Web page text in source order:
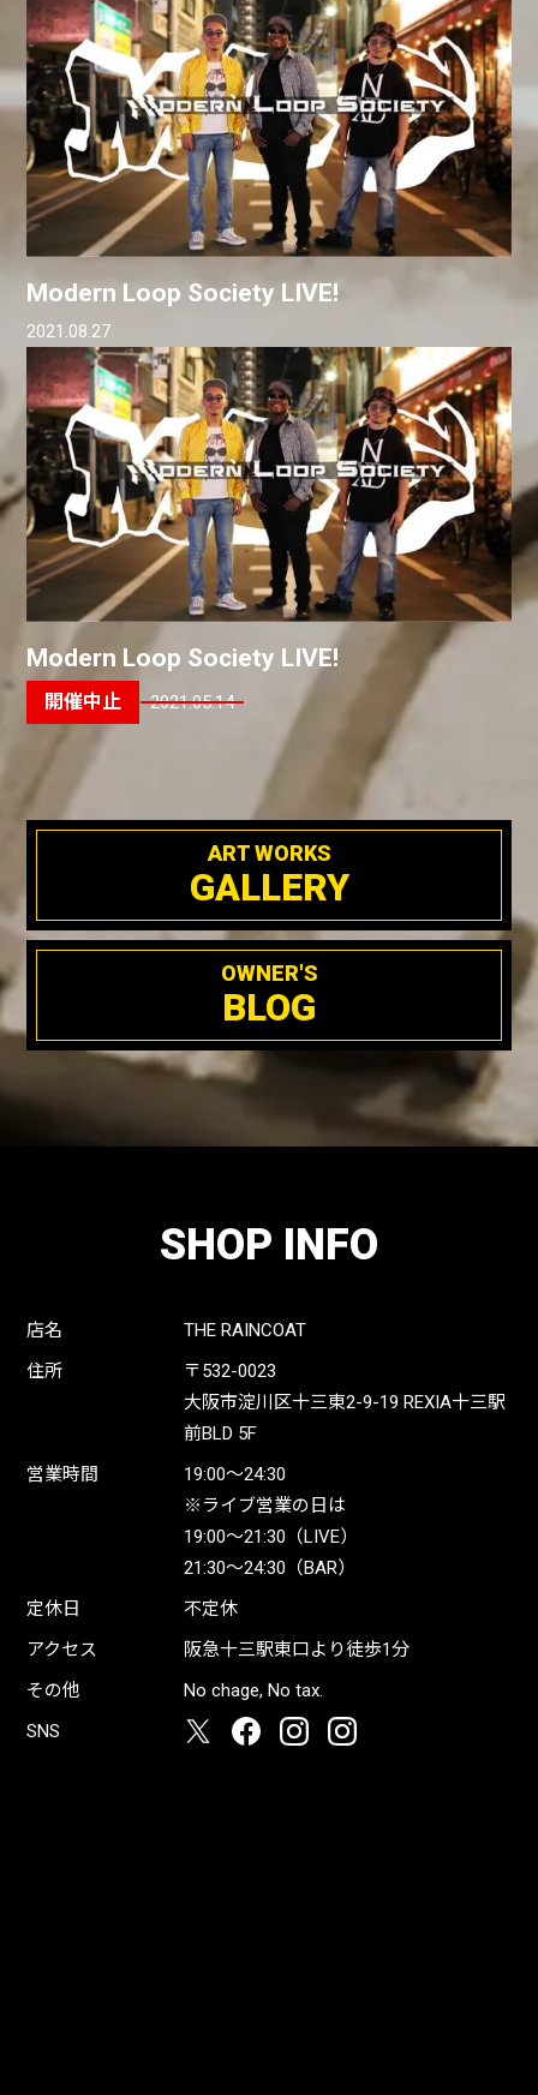
Modern Loop Society LIVE!
2021.08.27
Modern Loop Society LIVE!
2021.05.14
ART WORKS
GALLERY
OWNER'S
BLOG
SHOP INFO
店名
THE RAINCOAT
住所
〒532-0023
大阪市淀川区十三東2-9-19 REXIA十三駅
前BLD 5F
営業時間
19:00〜24:30
※ライブ営業の日は
19:00〜21:30（LIVE）
21:30〜24:30（BAR）
定休日
不定休
アクセス
阪急十三駅東口より徒歩1分
その他
No chage, No tax.
SNS